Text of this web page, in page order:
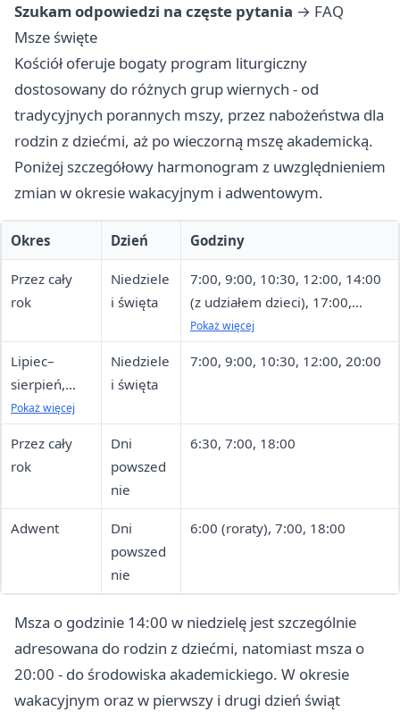
Szukam odpowiedzi na częste pytania → FAQ
Msze święte
Kościół oferuje bogaty program liturgiczny
dostosowany do różnych grup wiernych - od
tradycyjnych porannych mszy, przez nabożeństwa dla
rodzin z dziećmi, aż po wieczorną mszę akademicką.
Poniżej szczegółowy harmonogram z uwzględnieniem
zmian w okresie wakacyjnym i adwentowym.
Okres Dzień Godziny
Przez cały
rok
Niedziele
i święta
7:00, 9:00, 10:30, 12:00, 14:00
(z udziałem dzieci), 17:00,
20:00 (akademicka)
Pokaż więcej
Lipiec–
sierpień,
Boże
(I–II dzień),
Zmartwychw
dzień)
Pokaż więcej
Niedziele
i święta
7:00, 9:00, 10:30, 12:00, 20:00
Przez cały
rok
Dni
powszed
nie
6:30, 7:00, 18:00
Adwent
Dni
powszed
nie
6:00 (roraty), 7:00, 18:00
Msza o godzinie 14:00 w niedzielę jest szczególnie
adresowana do rodzin z dziećmi, natomiast msza o
20:00 - do środowiska akademickiego. W okresie
wakacyjnym oraz w pierwszy i drugi dzień świąt